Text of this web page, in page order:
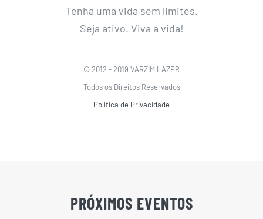
Tenha uma vida sem limites.
Seja ativo. Viva a vida!
© 2012 - 2019 VARZIM LAZER
Todos os Direitos Reservados
Política de Privacidade
PRÓXIMOS EVENTOS